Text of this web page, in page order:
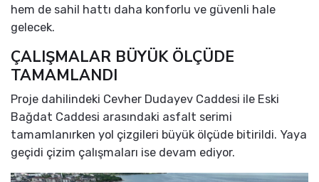
hem de sahil hattı daha konforlu ve güvenli hale
gelecek.
ÇALIŞMALAR BÜYÜK ÖLÇÜDE
TAMAMLANDI
Proje dahilindeki Cevher Dudayev Caddesi ile Eski
Bağdat Caddesi arasındaki asfalt serimi
tamamlanırken yol çizgileri büyük ölçüde bitirildi. Yaya
geçidi çizim çalışmaları ise devam ediyor.